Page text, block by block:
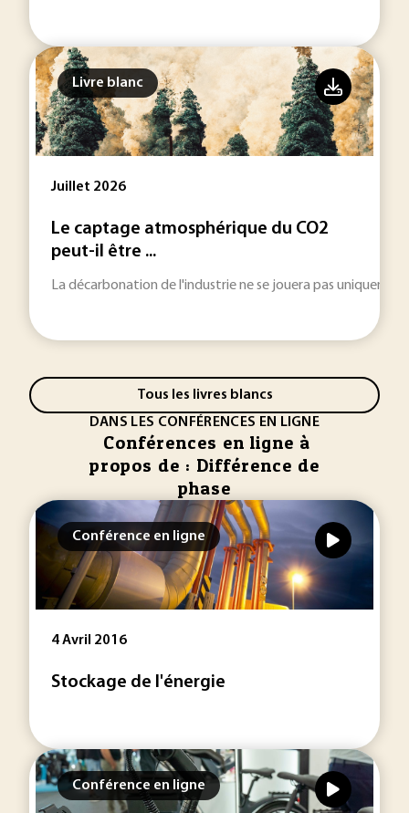
Livre blanc
Juillet 2026
Le captage atmosphérique du CO2
peut-il être ...
La décarbonation de l'industrie ne se jouera pas
Tous les livres blancs
DANS LES CONFÉRENCES EN LIGNE
Conférences en ligne à
propos de : Différence de
phase
Conférence en ligne
4 Avril 2016
Stockage de l'énergie
Conférence en ligne